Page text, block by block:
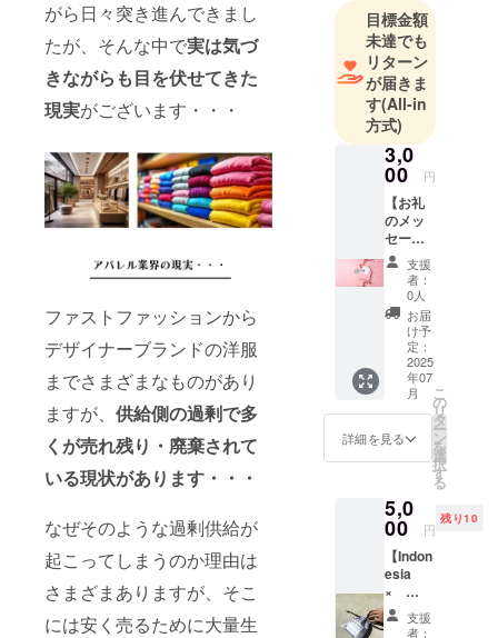
がら日々突き進んできまし
たが、そんな中で実は気づ
きながらも目を伏せてきた
現実がございます・・・
ファストファッションから
デザイナーブランドの洋服
までさまざまなものがあり
ますが、 供給側の過剰で多
くが売れ残り・廃棄されて
いる現状があります・・・
なぜそのような過剰供給が
起こってしまうのか理由は
さまざまありますが、そこ
には安く売るために大量生
しいものだ
けを考え進
んできまし
たが、アパ
レルの闇の
側面を知り
責任を痛
感。ブラン
ド立ち上げ
にも携わっ
たからこそ
知る経験を
活かし、環
境問題へ積
極的に取り
組んでいき
たいです。
目標金額
未達でも
リターン
が届きま
す(All-in
方式)
3,0
00 円
【お礼
のメッ
セー
ジ】 ご
支援い
ただき
ました
感謝の
気持ち
を込め
て、小
さな
アップ
サイク
ル生地
片を添
礼の手
紙を送
らせて
いただ
きま
す。 ※
添える
生地片
支援
者：
0人
お届
け予
定：
2025
年07
月
詳細を見る
こ
の
リ
タ
ー
ン
を
選
択
す
る
5,0
00 円
残り10
【Indon
esia
×
JAPAN
支援
者：